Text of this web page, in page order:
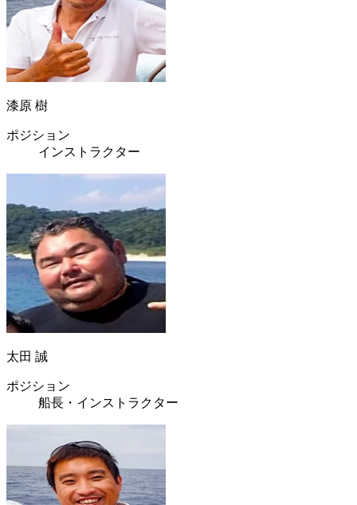
漆原 樹
ポジション
インストラクター
太田 誠
ポジション
船長・インストラクター